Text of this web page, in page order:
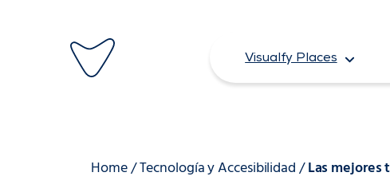
contenido
Visualfy Places
Home/Tecnología y Accesibilidad/Las